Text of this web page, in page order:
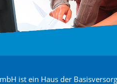
ist ein Haus der